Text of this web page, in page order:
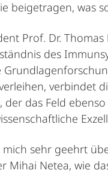
beigetragen, was
Prof. Dr.
des
verbindet
der das Feld
mich sehr geehrt
Mihai Netea, wie